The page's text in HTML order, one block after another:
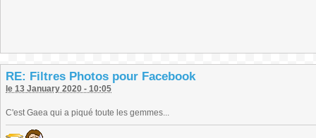
RE: Filtres Photos pour Facebook
le 13 January 2020 - 10:05
C'est Gaea qui a piqué toute les gemmes...